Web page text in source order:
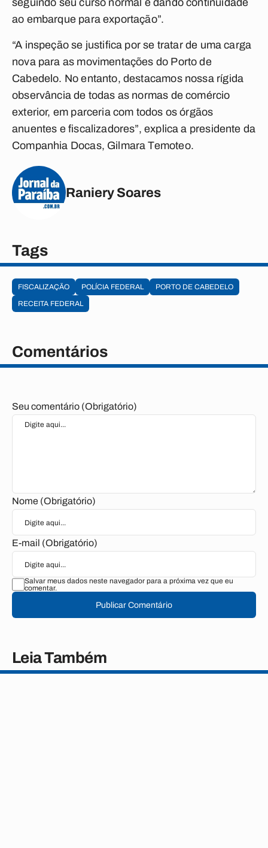
seguindo seu curso normal e dando continuidade
ao embarque para exportação”.
“A inspeção se justifica por se tratar de uma carga
nova para as movimentações do Porto de
Cabedelo. No entanto, destacamos nossa rígida
observância de todas as normas de comércio
exterior, em parceria com todos os órgãos
anuentes e fiscalizadores”, explica a presidente da
Companhia Docas, Gilmara Temoteo.
Raniery Soares
Tags
FISCALIZAÇÃO POLÍCIA FEDERAL
PORTO DE CABEDELO
RECEITA FEDERAL
Comentários
Seu comentário (Obrigatório)
Nome (Obrigatório)
E-mail (Obrigatório)
Salvar meus dados neste navegador para a próxima vez que eu
comentar.
Publicar Comentário
Leia Também